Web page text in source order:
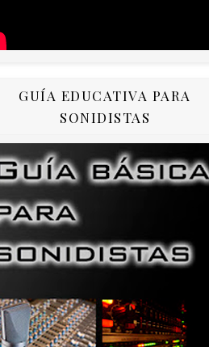
GUÍA EDUCATIVA PARA
SONIDISTAS